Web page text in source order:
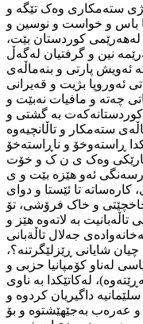
ستەمکاری وەک تێگە و
باس و خواست و نوسین و
لەهەرێمی کوردستان بێت،
نین و گرفتیان لەگەڵ
ئەویش پارتی و بنەماڵەی
ئەوروپا بژیت و قەیرانی
چەتە و مافیات نەبێت و
کوردستانەکەت بە گشتی و
ستەمکار و تاڵانچیەوە
ڕاستەوخۆ و ناڕاستەخۆ
وەک ی ن ک و خۆت
ئەو هێزە بێت و ی
تا ئێستا و دوای
و خاک فرۆشی، تۆ
بە لاتەوە هێز و
جەلال تاڵةبانی
شایانی ڕێزلێگرتنە؟،
لەناو کۆمپانیا حزبی و
لەکاتێکدا بە ناوی
داگیریان کردوە و
عەرەب بەجێهێشتوە و بۆ